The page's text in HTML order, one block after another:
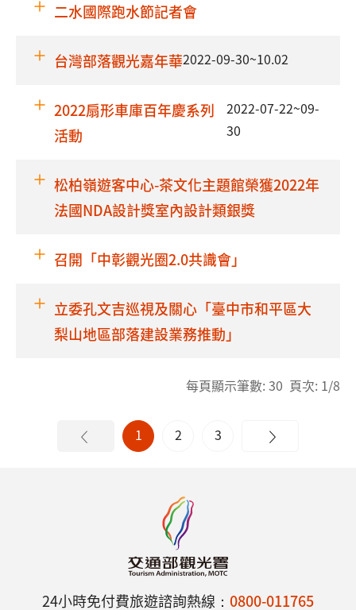
二水國際跑水節記者會
台灣部落觀光嘉年華2022-09-30~10.02
2022扇形車庫百年慶系列
活動
2022-07-22~09-
30
松柏嶺遊客中心-茶文化主題館榮獲2022年
法國NDA設計獎室內設計類銀獎
召開「中彰觀光圈2.0共識會」
立委孔文吉巡視及關心「臺中市和平區大
梨山地區部落建設業務推動」
每頁顯示筆數: 30 頁次: 1/8
1 2 3
24小時免付費旅遊諮詢熱線： 0800-011765